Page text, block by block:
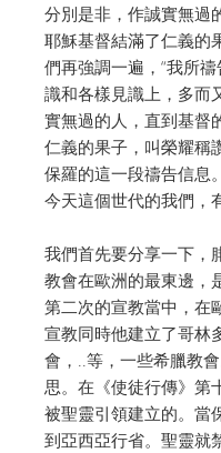
分別是非，作誠實無過
耶穌基督結滿了仁義的
們再強調一遍，“我所
識和各樣見識上，多而
實無過的人，直到基督
仁義的果子，叫榮耀稱
保羅的這一段禱告信息
今天這個世代的我們，
我們首先要分享一下，
教會在歐洲的最東邊，
第二次的宣教當中，在
宣教同時他建立了哥林
會，..等，一些希臘教
思。在《使徒行傳》第
被聖靈引領建立的。當
到亞西亞行省。聖靈就